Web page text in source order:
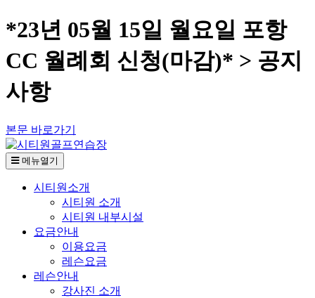
*23년 05월 15일 월요일 포항
CC 월례회 신청(마감)* > 공지
사항
본문 바로가기
메뉴열기
시티원소개
시티원 소개
시티원 내부시설
요금안내
이용요금
레슨요금
레슨안내
강사진 소개